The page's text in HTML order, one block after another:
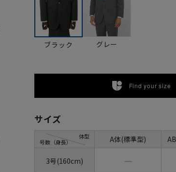
ブラック グレー
Find your size
サイズ
号数（身長）
体型 A体(標準型)
3号(160cm) ―